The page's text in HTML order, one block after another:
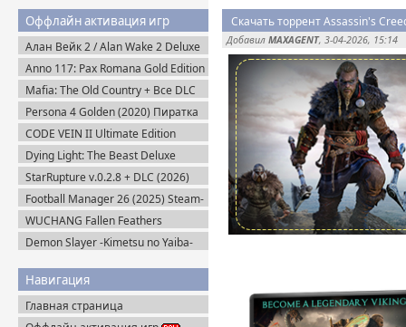
Оффлайн активация игр
Алан Вейк 2 / Alan Wake 2 Deluxe
Edition v.1.2.8 + DLC (2023)
Пиратка
Anno 117: Pax Romana Gold Edition
(2025) Uplay-Rip
Mafia: The Old Country + Все DLC
(2025) Пиратка
Persona 4 Golden (2020) Пиратка
CODE VEIN II Ultimate Edition
(2026) Steam-Rip
Dying Light: The Beast Deluxe
Edition v.1.6.4 + Все DLC (2025)
Пиратка
StarRupture v.0.2.8 + DLC (2026)
Пиратка
Football Manager 26 (2025) Steam-
Rip
WUCHANG Fallen Feathers
v.179951 + Все DLC (2025)
Пиратка
Demon Slayer -Kimetsu no Yaiba-
Навигация
Главная страница
Добавил MAXAGENT, 3-04-2026, 15:14